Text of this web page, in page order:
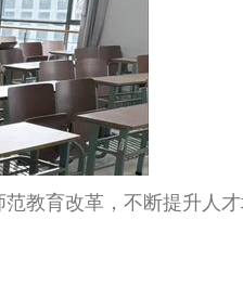
教育改革，不断提升人